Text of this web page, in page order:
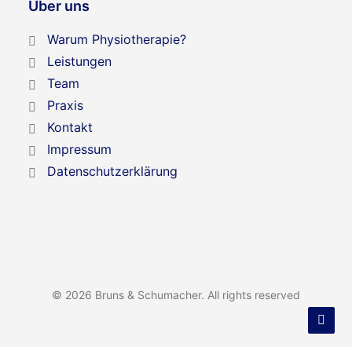
Über uns
Warum Physiotherapie?
Leistungen
Team
Praxis
Kontakt
Impressum
Datenschutzerklärung
© 2026 Bruns & Schumacher. All rights reserved